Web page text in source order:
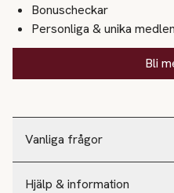
Vanliga frågor
Hjälp & information
Bonuscheckar
Personliga & unika
Bli